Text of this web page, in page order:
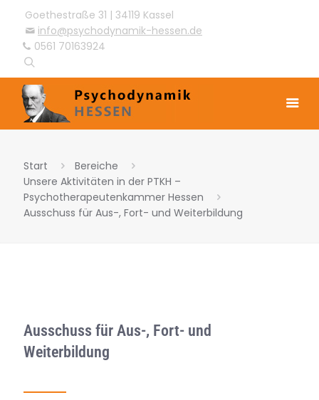
Goethestraße 31 | 34119 Kassel
info@psychodynamik-hessen.de
0561 70163924
Start
Bereiche
Unsere Aktivitäten in der PTKH –
Psychotherapeutenkammer Hessen
Ausschuss für Aus-, Fort- und Weiterbildung
Ausschuss für Aus-, Fort- und
Weiterbildung